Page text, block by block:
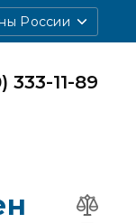
России
333-11-89